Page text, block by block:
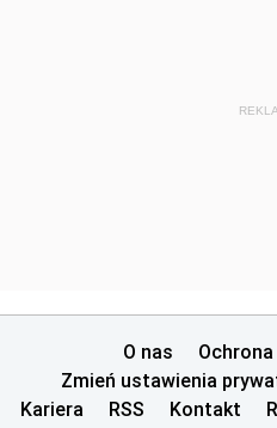
O nas
Zmień ustawienia
Kariera
RSS Kontakt